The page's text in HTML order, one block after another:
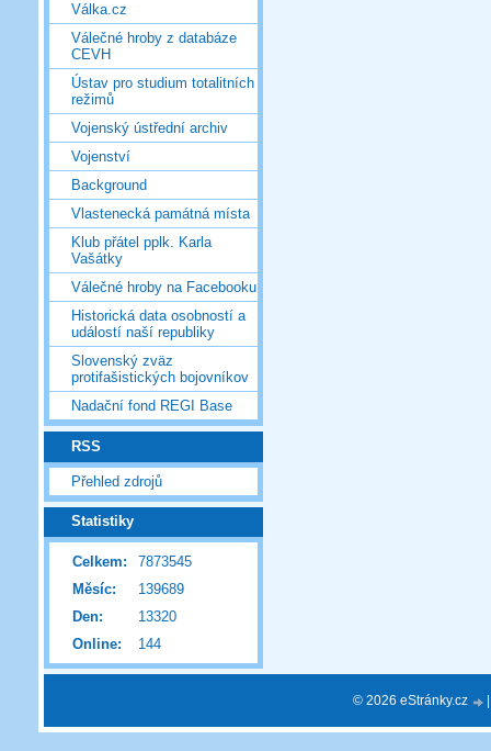
Válka.cz
Válečné hroby z databáze
CEVH
Ústav pro studium totalitních
režimů
Vojenský ústřední archiv
Vojenství
Background
Vlastenecká památná místa
Klub přátel pplk. Karla
Vašátky
Válečné hroby na Facebooku
Historická data osobností a
událostí naší republiky
Slovenský zväz
protifašistických bojovníkov
Nadační fond REGI Base
RSS
Přehled zdrojů
Statistiky
Online: 144
Celkem:
7873545
Měsíc:
139689
Den:
13320
© 2026 eStránky.cz